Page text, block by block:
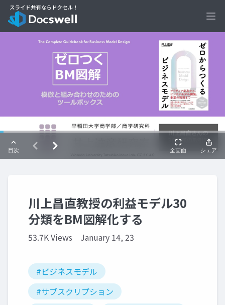
川上昌直教授の利益モデル30
分類をBM図解化する
53.7K Views January 14, 23
#ビジネスモデル
#サブスクリプション